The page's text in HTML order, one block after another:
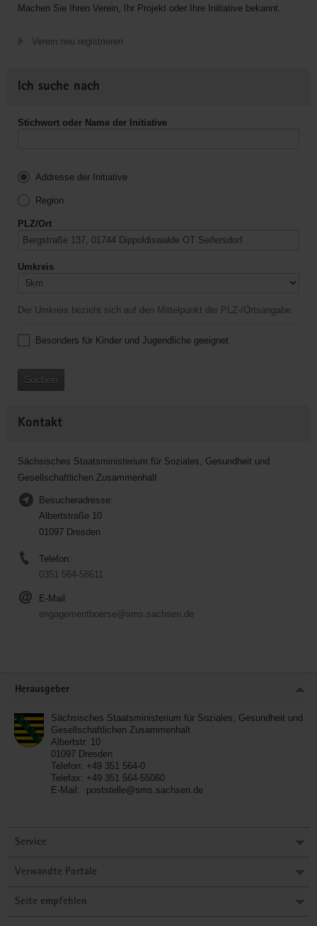
Machen Sie Ihren Verein, Ihr Projekt oder Ihre Initiative bekannt.
Verein neu registrieren
Ich suche nach
Stichwort oder Name der Initiative
Addresse der Initiative
Region
PLZ/Ort
Umkreis
Der Umkreis bezieht sich auf den Mittelpunkt der PLZ-/Ortsangabe.
Besonders für Kinder und Jugendliche geeignet
Suchen
Kontakt
Sächsisches Staatsministerium für Soziales, Gesundheit und
Gesellschaftlichen Zusammenhalt
Besucheradresse:
Albertstraße 10
01097 Dresden
Telefon:
0351 564-58611
E-Mail
engagementboerse@sms.sachsen.de
Herausgeber
Sächsisches Staatsministerium für Soziales, Gesundheit und
Gesellschaftlichen Zusammenhalt
Albertstr. 10
01097 Dresden
Telefon: +49 351 564-0
Telefax: +49 351 564-55060
E-Mail:
poststelle@sms.sachsen.de
Service
Verwandte Portale
Seite empfehlen